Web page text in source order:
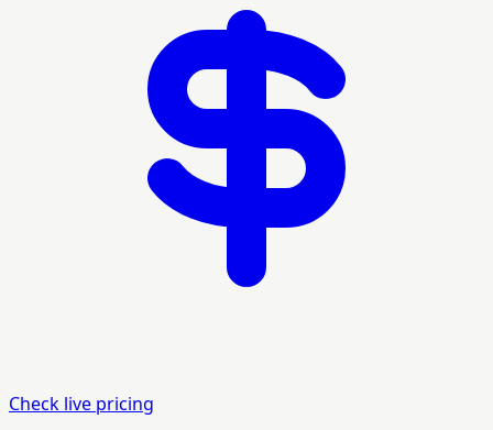
Check live pricing